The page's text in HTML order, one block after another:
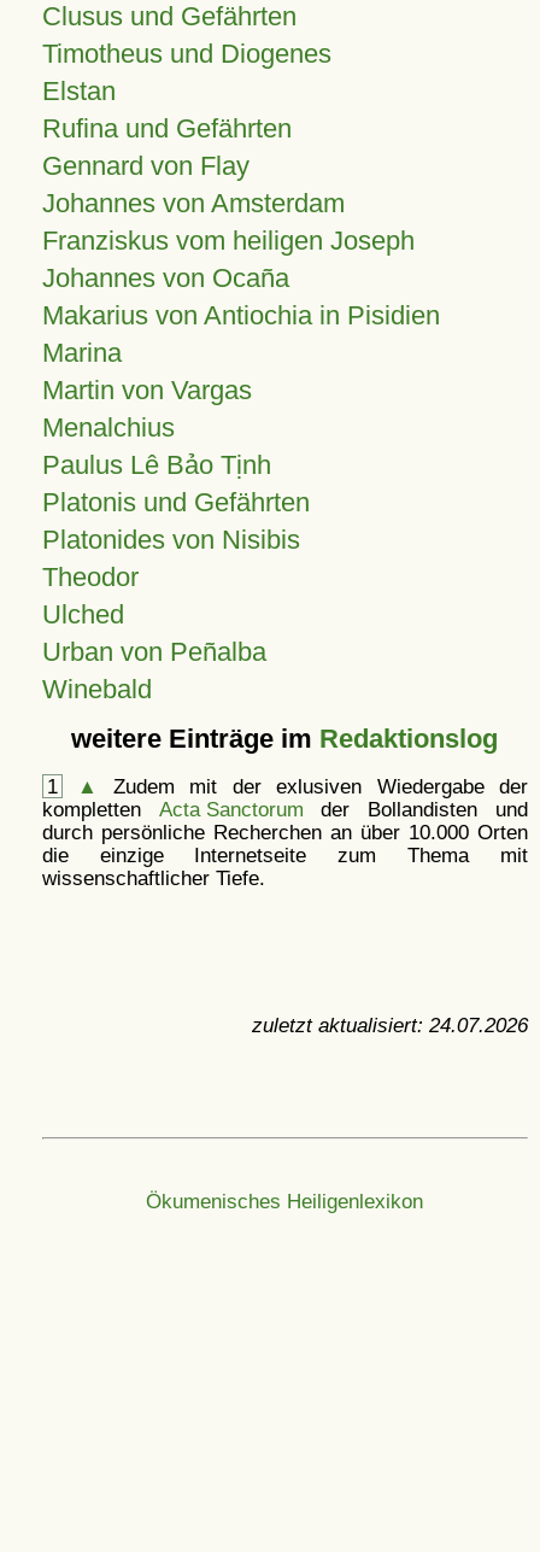
Clusus und Gefährten
Timotheus und Diogenes
Elstan
Rufina und Gefährten
Gennard von Flay
Johannes von Amsterdam
Franziskus vom heiligen Joseph
Johannes von Ocaña
Makarius von Antiochia in Pisidien
Marina
Martin von Vargas
Menalchius
Paulus Lê Bảo Tịnh
Platonis und Gefährten
Platonides von Nisibis
Theodor
Ulched
Urban von Peñalba
Winebald
weitere Einträge im Redaktionslog
1 ▲
Zudem mit der exlusiven Wiedergabe der
kompletten Acta Sanctorum der Bollandisten und
durch persönliche Recherchen an über 10.000 Orten
die einzige Internetseite zum Thema mit
wissenschaftlicher Tiefe.
zuletzt aktualisiert: 24.07.2026
Ökumenisches Heiligenlexikon